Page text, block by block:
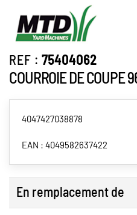
REF : 75404062
COURROIE DE COUPE
4047427038878
EAN : 4049582637422
En remplacement de